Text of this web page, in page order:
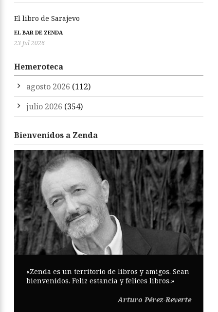
El libro de Sarajevo
EL BAR DE ZENDA
23 Jul 2026
Hemeroteca
agosto 2026 (112)
julio 2026 (354)
Bienvenidos a Zenda
«Zenda es un territorio de libros y amigos. Sean
bienvenidos. Feliz estancia y felices libros.»
Arturo Pérez-Reverte